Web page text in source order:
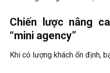
Chiến lược nâng
“mini agency”
Khi có lượng khách ổn định,